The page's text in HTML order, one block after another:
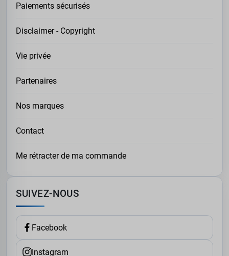
Paiements sécurisés
Disclaimer - Copyright
Vie privée
Partenaires
Nos marques
Contact
Me rétracter de ma commande
SUIVEZ-NOUS
Facebook
Instagram